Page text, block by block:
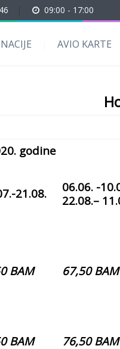
09:00 - 17:00
AVIO KARTE
godine
21.08.
06.06. -
22.08.–
BAM 67,50 BAM
BAM 76,50 BAM